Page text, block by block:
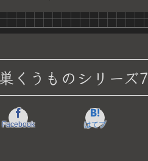
くうものシリーズ7
Facebook はてブ